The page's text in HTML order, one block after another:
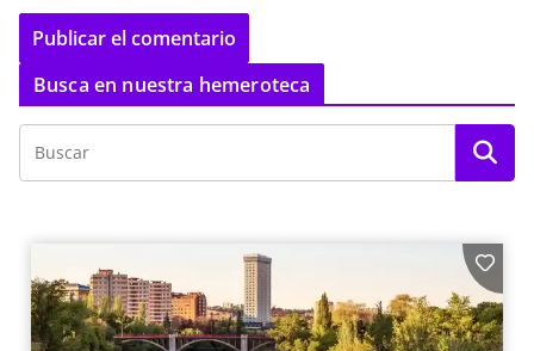
Busca en nuestra hemeroteca